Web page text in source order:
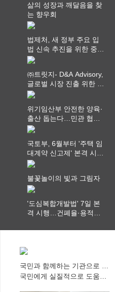
삶의 성장과 깨달음을 찾
는 향우회
법제처, 새 정부 주요 입
법 신속 추진을 위한 중앙
부처 법무담당관 회의 개
㈜트릿지- D&A Advisory,
글로벌 시장 진출 위한 전
략적 업무협약 체결
위기임산부 안전한 양육·
출산 돕는다…민관 협력
체계 구축
국토부, 6월부터 '주택 임
대계약 신고제' 본격 시
행…실거래가 투명화 기
불꽃놀이의 빛과 그림자
'도심복합개발법' 7일 본
격 시행…건폐율·용적률
국민과 함께하는 기관으로 …
국민에게 실질적으로 도움이